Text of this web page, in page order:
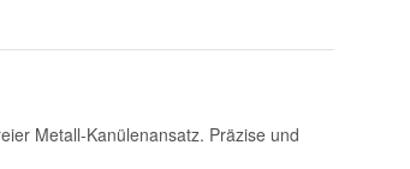
Metall-Kanülenansatz. Präzise und